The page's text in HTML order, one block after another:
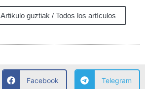
Artikulo guztiak / Todos los artículos
Facebook Telegram